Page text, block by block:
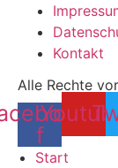
Kontakt
Alle Rechte
f
Start